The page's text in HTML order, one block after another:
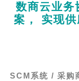
数商云业务
案， 实现
SCM系统 / 采购